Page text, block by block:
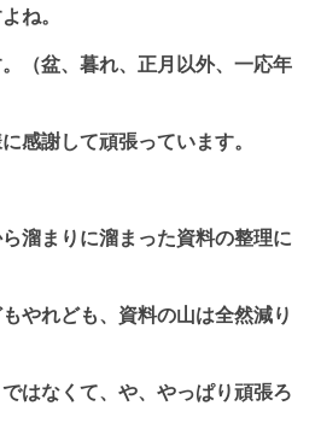
ね。
（盆、暮れ、正月以外、一応年
感謝して頑張っています。
溜まりに溜まった資料の整理に
やれども、資料の山は全然減り
はなくて、や、やっぱり頑張ろ